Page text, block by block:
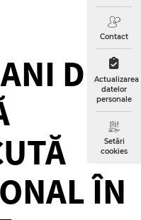
Contact
Actualizarea
datelor
personale
Setări
cookies
DE
ÎN